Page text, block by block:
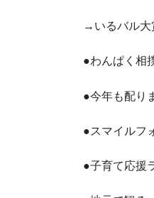
→いるバル大
●わんぱく相
●今年も配り
●スマイルフ
●子育て応援